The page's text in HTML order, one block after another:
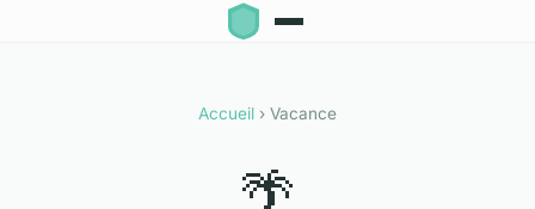
Accueil › Vacance